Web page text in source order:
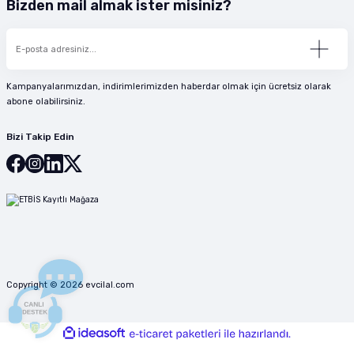
Bizden mail almak ister misiniz?
Kampanyalarımızdan, indirimlerimizden haberdar olmak için ücretsiz olarak
abone olabilirsiniz.
Bizi Takip Edin
Copyright © 2026 evcilal.com
ideasoft
e-